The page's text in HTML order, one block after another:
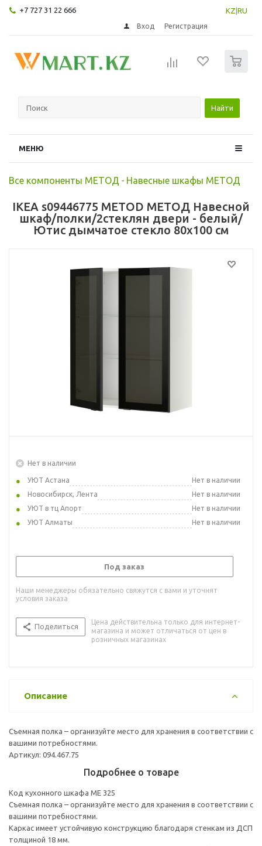
+7 727 31 22 666 KZ RU
Вход Регистрация
Найти
МЕНЮ
Все компоненты МЕТОД - Навесные шкафы МЕТОД
IKEA s09446775 METOD МЕТОД Навесной
шкаф/полки/2стеклян двери - белый/
Ютис дымчатое стекло 80x100 см
Нет в наличии
УЮТ Астана
Нет в наличии
Новосибирск, Лента
Нет в наличии
УЮТ в тц Апорт
Нет в наличии
УЮТ Алматы
Нет в наличии
Под заказ
Наши менеджеры обязательно свяжутся с вами и уточнят
условия заказа
Поделиться
Цена действительна только для интернет-
магазина и может отличаться от цен в
розничных магазинах
Описание
Съемная полка – организуйте место для хранения в соответствии с
вашими потребностями.
Артикул: 094.467.75
Подробнее о товаре
Код кухонного шкафа ME 325
Съемная полка – организуйте место для хранения в соответствии с
вашими потребностями.
Каркас имеет устойчивую конструкцию благодаря стенкам из ДСП
толщиной 18 мм.